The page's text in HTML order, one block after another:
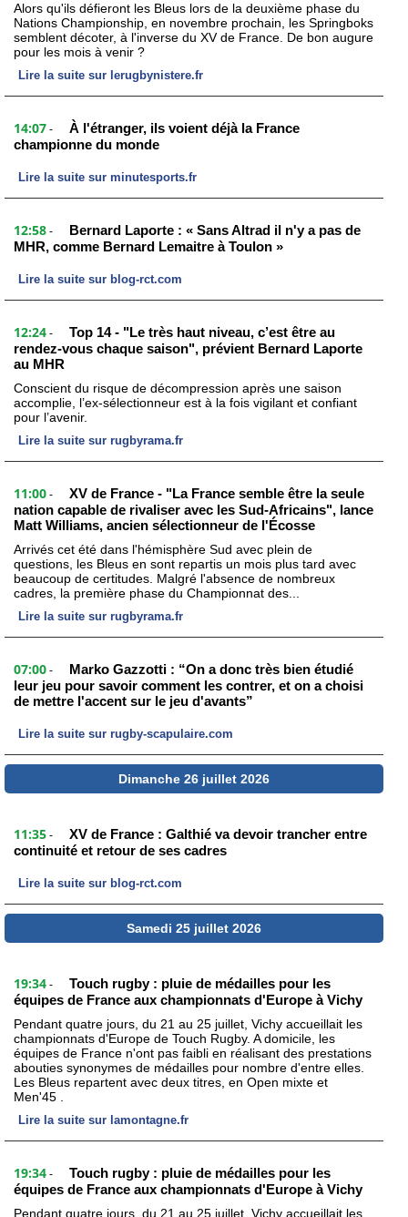
Alors qu'ils défieront les Bleus lors de la deuxième phase du
Nations Championship, en novembre prochain, les Springboks
semblent décoter, à l'inverse du XV de France. De bon augure
pour les mois à venir ?
Lire la suite sur lerugbynistere.fr
14:07 -
À l'étranger, ils voient déjà la France
championne du monde
Lire la suite sur minutesports.fr
12:58 -
Bernard Laporte : « Sans Altrad il n'y a pas de
MHR, comme Bernard Lemaitre à Toulon »
Lire la suite sur blog-rct.com
12:24 -
Top 14 - "Le très haut niveau, c’est être au
rendez-vous chaque saison", prévient Bernard Laporte
au MHR
Conscient du risque de décompression après une saison
accomplie, l’ex-sélectionneur est à la fois vigilant et confiant
pour l’avenir.
Lire la suite sur rugbyrama.fr
11:00 -
XV de France - "La France semble être la seule
nation capable de rivaliser avec les Sud-Africains", lance
Matt Williams, ancien sélectionneur de l'Écosse
Arrivés cet été dans l'hémisphère Sud avec plein de
questions, les Bleus en sont repartis un mois plus tard avec
beaucoup de certitudes. Malgré l'absence de nombreux
cadres, la première phase du Championnat des...
Lire la suite sur rugbyrama.fr
07:00 -
Marko Gazzotti : “On a donc très bien étudié
leur jeu pour savoir comment les contrer, et on a choisi
de mettre l'accent sur le jeu d'avants”
Lire la suite sur rugby-scapulaire.com
Dimanche 26 juillet 2026
11:35 -
XV de France : Galthié va devoir trancher entre
continuité et retour de ses cadres
Lire la suite sur blog-rct.com
Samedi 25 juillet 2026
19:34 -
Touch rugby : pluie de médailles pour les
équipes de France aux championnats d'Europe à Vichy
Pendant quatre jours, du 21 au 25 juillet, Vichy accueillait les
championnats d'Europe de Touch Rugby. A domicile, les
équipes de France n'ont pas faibli en réalisant des prestations
abouties synonymes de médailles pour nombre d'entre elles.
Les Bleus repartent avec deux titres, en Open mixte et
Men'45 .
Lire la suite sur lamontagne.fr
19:34 -
Touch rugby : pluie de médailles pour les
équipes de France aux championnats d'Europe à Vichy
Pendant quatre jours, du 21 au 25 juillet, Vichy accueillait les